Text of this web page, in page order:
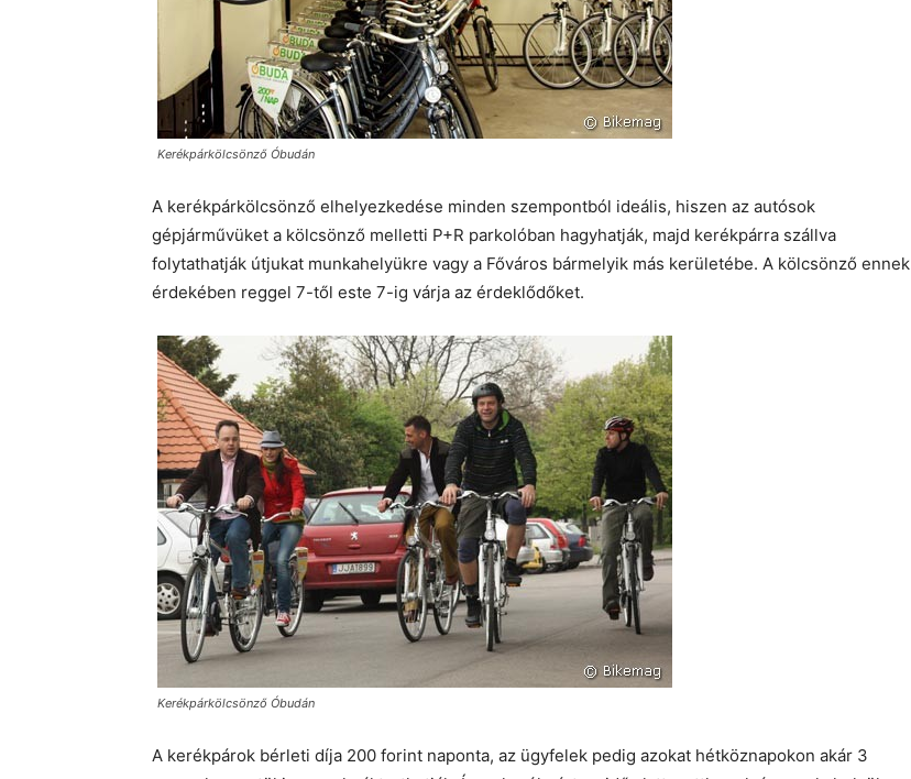
Kerékpárkölcsönző Óbudán
A kerékpárkölcsönző elhelyezkedése minden szempontból ideális, hiszen az autósok
gépjárművüket a kölcsönző melletti P+R parkolóban hagyhatják, majd kerékpárra szállva
folytathatják útjukat munkahelyükre vagy a Főváros bármelyik más kerületébe. A kölcsönző ennek
érdekében reggel 7-től este 7-ig várja az érdeklődőket.
Kerékpárkölcsönző Óbudán
A kerékpárok bérleti díja 200 forint naponta, az ügyfelek pedig azokat hétköznapokon akár 3